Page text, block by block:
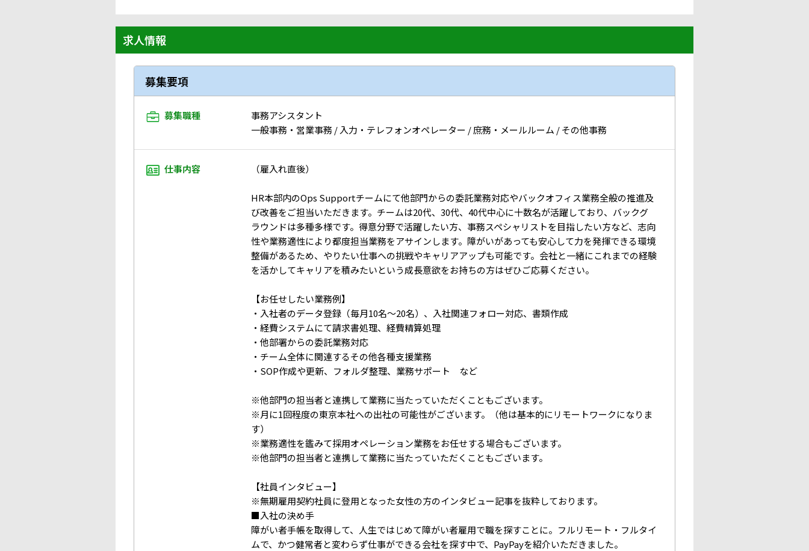
求人情報
募集要項
募集職種
事務アシスタント
一般事務・営業事務 / 入力・テレフォンオペレーター / 庶務・メールルーム / その他事務
仕事内容 （雇入れ直後）
HR本部内のOps Supportチームにて他部門からの委託業務対応やバックオフィス業務全般の推進及
び改善をご担当いただきます。チームは20代、30代、40代中心に十数名が活躍しており、バックグ
ラウンドは多種多様です。得意分野で活躍したい方、事務スペシャリストを目指したい方など、志向
性や業務適性により都度担当業務をアサインします。障がいがあっても安心して力を発揮できる環境
整備があるため、やりたい仕事への挑戦やキャリアアップも可能です。会社と一緒にこれまでの経験
を活かしてキャリアを積みたいという成長意欲をお持ちの方はぜひご応募ください。
【お任せしたい業務例】
・入社者のデータ登録（毎月10名～20名）、入社関連フォロー対応、書類作成
・経費システムにて請求書処理、経費精算処理
・他部署からの委託業務対応
・チーム全体に関連するその他各種支援業務
・SOP作成や更新、フォルダ整理、業務サポート など
※他部門の担当者と連携して業務に当たっていただくこともございます。
※月に1回程度の東京本社への出社の可能性がございます。（他は基本的にリモートワークになりま
す）
※業務適性を鑑みて採用オペレーション業務をお任せする場合もございます。
※他部門の担当者と連携して業務に当たっていただくこともございます。
【社員インタビュー】
※無期雇用契約社員に登用となった女性の方のインタビュー記事を抜粋しております。
■入社の決め手
障がい者手帳を取得して、人生ではじめて障がい者雇用で職を探すことに。フルリモート・フルタイ
ムで、かつ健常者と変わらず仕事ができる会社を探す中で、PayPayを紹介いただきました。